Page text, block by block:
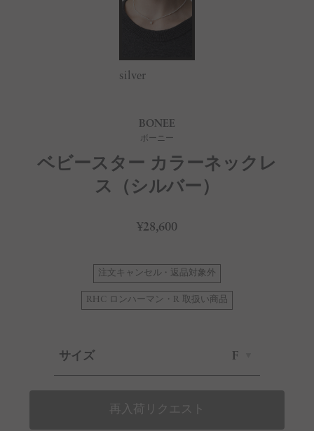
silver
BONEE
ボーニー
ベビースター カラーネックレ
ス（シルバー）
¥28,600
注文キャンセル・返品対象外
RHC ロンハーマン・R 取扱い商品
サイズ F
再入荷リクエスト